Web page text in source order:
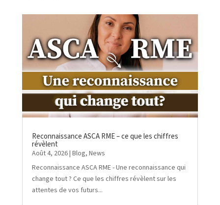
Reconnaissance ASCA RME – ce que les chiffres
révèlent
Août 4, 2026| Blog, News
Reconnaissance ASCA RME - Une reconnaissance qui
change tout ? Ce que les chiffres révèlent sur les
attentes de vos futurs...